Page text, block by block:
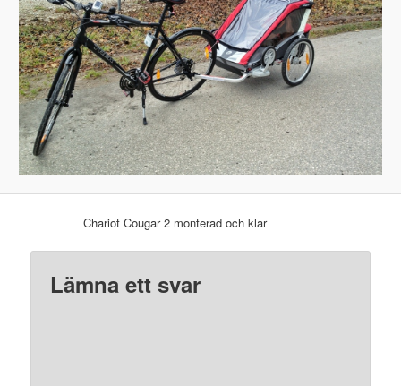
Chariot Cougar 2 monterad och klar
Lämna ett svar